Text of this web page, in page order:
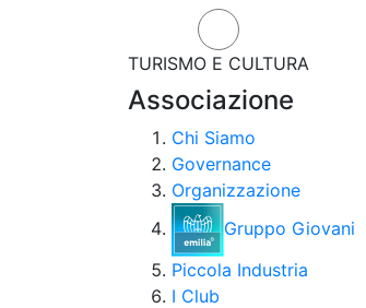
TURISMO E CULTURA
Associazione
Chi Siamo
Governance
Organizzazione
Gruppo Giovani
Piccola Industria
I Club